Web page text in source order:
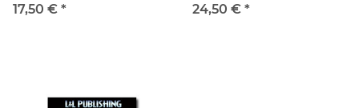
17,50 € *
24,50 € *